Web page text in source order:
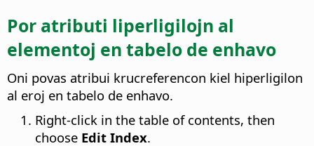
Por atributi liperligilojn al
elementoj en tabelo de enhavo
Oni povas atribui krucreferencon kiel hiperligilon
al eroj en tabelo de enhavo.
Right-click in the table of contents, then
choose Edit Index.